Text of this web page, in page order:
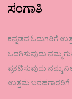
ಸಂಗಾತಿ
ಕನ್ನಡದ ಓದುಗರಿಗೆ
ಒದಗಿಸುವುದು ನಮ್ಮ
ಪ್ರಕಟಿಸುವುದು
ಉತ್ತಮ ಬರಹಗಾರರಿಗೆ